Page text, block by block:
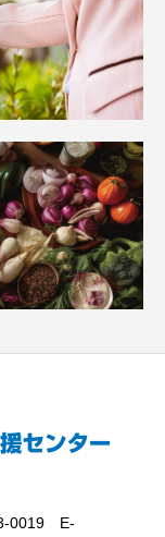
0019 E-